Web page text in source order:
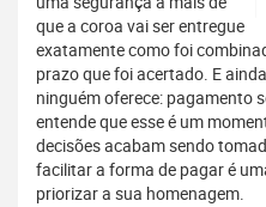
que a coroa vai ser entregue
exatamente como foi
prazo que foi acertado. E
ninguém oferece: pagamento
entende que esse é um
decisões acabam sendo
facilitar a forma de pagar é
priorizar a sua homenagem.